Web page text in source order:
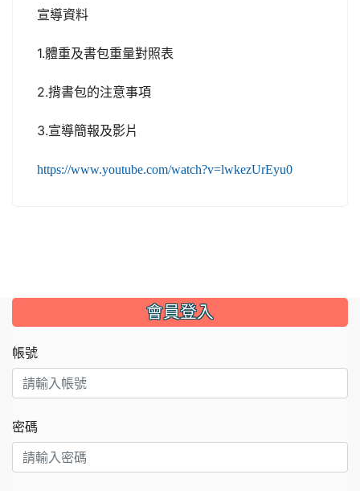
宣導資料
1.體重及書包重量對照表
2.揹書包的注意事項
3.宣導簡報及影片
https://www.youtube.com/watch?v=lwkezUrEyu0
::: 會員登入
帳號
密碼